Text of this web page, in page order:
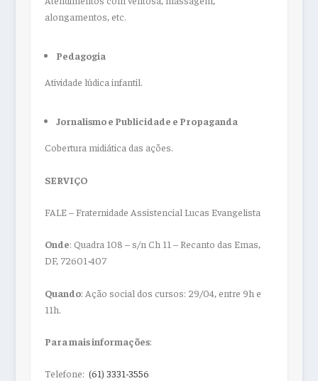
alongamentos, etc.
Pedagogia
Atividade lúdica infantil.
Jornalismo e Publicidade e Propaganda
Cobertura midiática das ações.
SERVIÇO
FALE – Fraternidade Assistencial Lucas Evangelista
Onde: Quadra 108 – s/n Ch 11 – Recanto das Emas,
DF, 72601-407
Quando: Ação social dos cursos: 29/04, entre 9h e
11h.
Para mais informações:
Telefone: (61) 3331-3556